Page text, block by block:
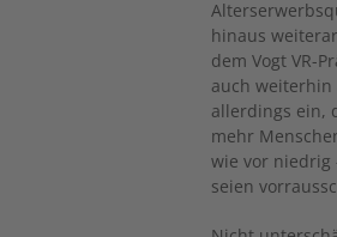
hinaus
dem Vogt VR-
auch
allerdings ein,
mehr
wie vor niedrig
seien